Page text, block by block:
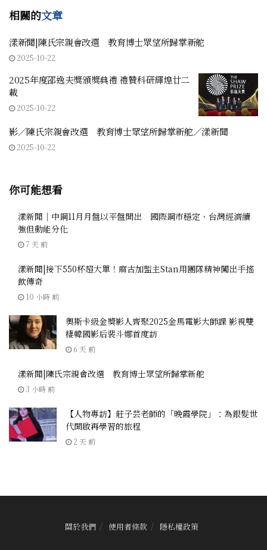
相關的文章
漾新聞|陳氏宗親會改選 教育博士眾望所歸掌新舵
2025-10-22
2025年度邵逸夫獎頒獎典禮 禮贊科研輝煌廿二
載
2025-10-22
影／陳氏宗親會改選 教育博士眾望所歸掌新舵／漾新聞
2025-10-22
你可能想看
漾新聞｜中鋼11月月盤以平盤開出 國際鋼市穩定、台灣經濟續
強但動能分化
7 天 前
漾新聞|接下550杯超大單！麻古加盟主Stan用團隊精神闖出手搖
飲傳奇
10 小時 前
奧斯卡級金獎影人齊聚2025金馬電影大師課 影視雙
棲韓國影后裴斗娜首度訪
6 天 前
漾新聞|陳氏宗親會改選 教育博士眾望所歸掌新舵
3 小時 前
【人物專訪】莊子芸老師的「晚霞學院」：為銀髮世
代開啟再學習的旅程
2 天 前
關於我們 使用者條款 隱私權政策